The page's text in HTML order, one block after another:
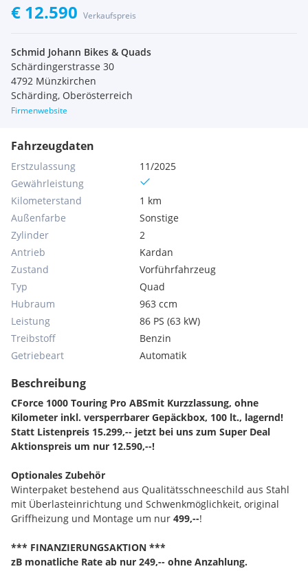
€ 12.590 Verkaufspreis
Schmid Johann Bikes & Quads
Schärdingerstrasse 30
4792 Münzkirchen
Schärding, Oberösterreich
Firmenwebsite
Fahrzeugdaten
Erstzulassung
11/2025
Gewährleistung
Kilometerstand
1 km
Außenfarbe
Sonstige
Zylinder
2
Antrieb
Kardan
Zustand
Vorführfahrzeug
Typ
Quad
Hubraum
963 ccm
Leistung
86 PS (63 kW)
Treibstoff
Benzin
Getriebeart
Automatik
Beschreibung
CForce 1000 Touring Pro ABSmit Kurzzlassung, ohne
Kilometer inkl. versperrbarer Gepäckbox, 100 lt., lagernd!
Statt Listenpreis 15.299,-- jetzt bei uns zum Super Deal
Aktionspreis um nur 12.590,--!
Optionales Zubehör
Winterpaket bestehend aus Qualitätsschneeschild aus Stahl
mit Überlasteinrichtung und Schwenkmöglichkeit, original
Griffheizung und Montage um nur 499,--!
*** FINANZIERUNGSAKTION ***
zB monatliche Rate ab nur 249,-- ohne Anzahlung.